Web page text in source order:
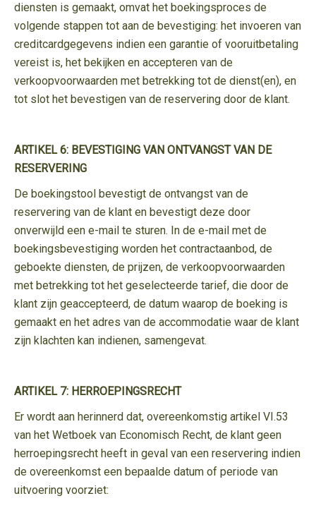
diensten is gemaakt, omvat het boekingsproces de
volgende stappen tot aan de bevestiging: het invoeren van
creditcardgegevens indien een garantie of vooruitbetaling
vereist is, het bekijken en accepteren van de
verkoopvoorwaarden met betrekking tot de dienst(en), en
tot slot het bevestigen van de reservering door de klant.
ARTIKEL 6: BEVESTIGING VAN ONTVANGST VAN DE
RESERVERING
De boekingstool bevestigt de ontvangst van de
reservering van de klant en bevestigt deze door
onverwijld een e-mail te sturen. In de e-mail met de
boekingsbevestiging worden het contractaanbod, de
geboekte diensten, de prijzen, de verkoopvoorwaarden
met betrekking tot het geselecteerde tarief, die door de
klant zijn geaccepteerd, de datum waarop de boeking is
gemaakt en het adres van de accommodatie waar de klant
zijn klachten kan indienen, samengevat.
ARTIKEL 7: HERROEPINGSRECHT
Er wordt aan herinnerd dat, overeenkomstig artikel VI.53
van het Wetboek van Economisch Recht, de klant geen
herroepingsrecht heeft in geval van een reservering indien
de overeenkomst een bepaalde datum of periode van
uitvoering voorziet: